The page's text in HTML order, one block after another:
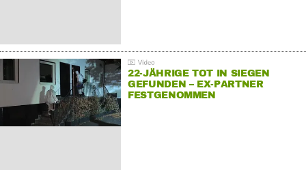
22-JÄHRIGE TOT IN SIEGEN
GEFUNDEN – EX-PARTNER
FESTGENOMMEN